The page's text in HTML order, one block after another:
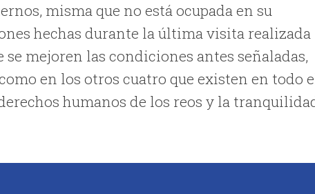
misma que no está ocupada en su
hechas durante la última visita realizada
mejoren las condiciones antes señaladas,
en los otros cuatro que existen en todo
humanos de los reos y la